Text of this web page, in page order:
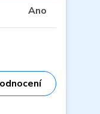
Ano